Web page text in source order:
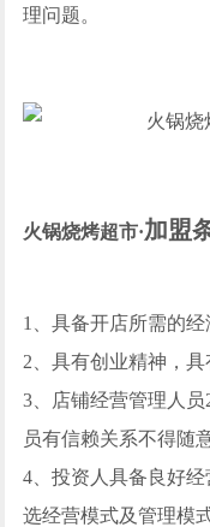
理问题。
火锅烧烤超市·加盟
1、具备开店所需的
2、具有创业精神，具
3、店铺经营管理人
员有信赖关系不得随
4、投资人具备良好
选经营模式及管理模